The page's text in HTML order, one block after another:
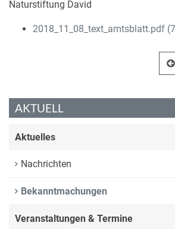
Naturstiftung David
2018_11_08_text_amtsblatt.pdf
AKTUELL
Aktuelles
Nachrichten
Bekanntmachungen
Veranstaltungen & Termine